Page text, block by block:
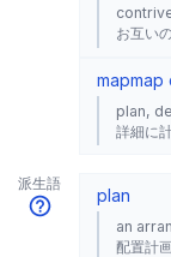
お互い
mapmap
plan,
詳細に
派生語
plan
an
配置計